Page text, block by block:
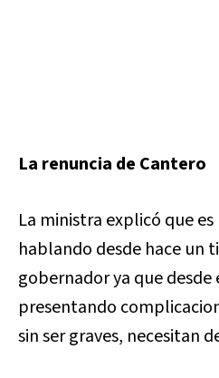
La renuncia de Cantero
La ministra explicó que
hablando desde hace un
gobernador ya que desde
presentando
sin ser graves, necesitan